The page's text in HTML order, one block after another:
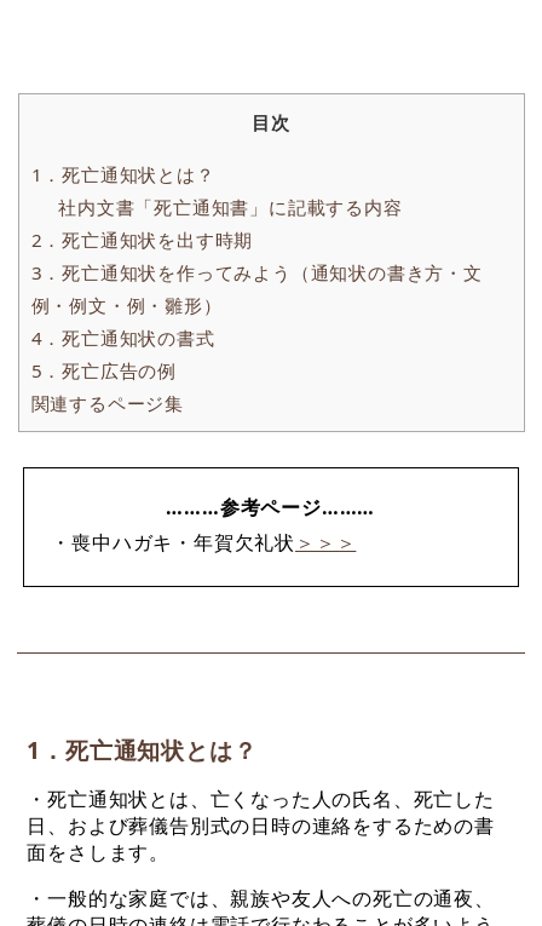
目次
1．死亡通知状とは？
社内文書「死亡通知書」に記載する内容
2．死亡通知状を出す時期
3．死亡通知状を作ってみよう（通知状の書き方・文
例・例文・例・雛形）
4．死亡通知状の書式
5．死亡広告の例
関連するページ集
………参考ページ………
・喪中ハガキ・年賀欠礼状 ＞＞＞
1．死亡通知状とは？
・死亡通知状とは、亡くなった人の氏名、死亡した
日、および葬儀告別式の日時の連絡をするための書
面をさします。
・一般的な家庭では、親族や友人への死亡の通夜、